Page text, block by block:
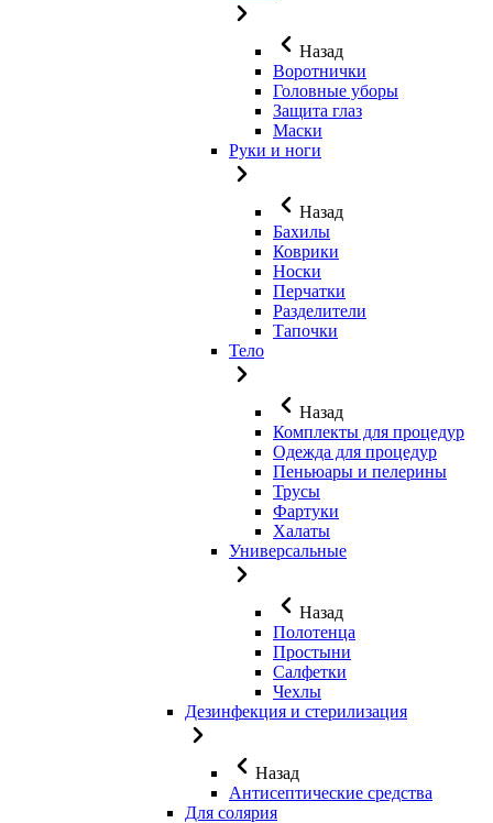
Назад
Воротнички
Головные уборы
Защита глаз
Маски
Руки и ноги
Назад
Бахилы
Коврики
Носки
Перчатки
Разделители
Тапочки
Тело
Назад
Комплекты для процедур
Одежда для процедур
Пеньюары и пелерины
Трусы
Фартуки
Халаты
Универсальные
Назад
Полотенца
Простыни
Салфетки
Чехлы
Дезинфекция и стерилизация
Назад
Антисептические средства
Для солярия